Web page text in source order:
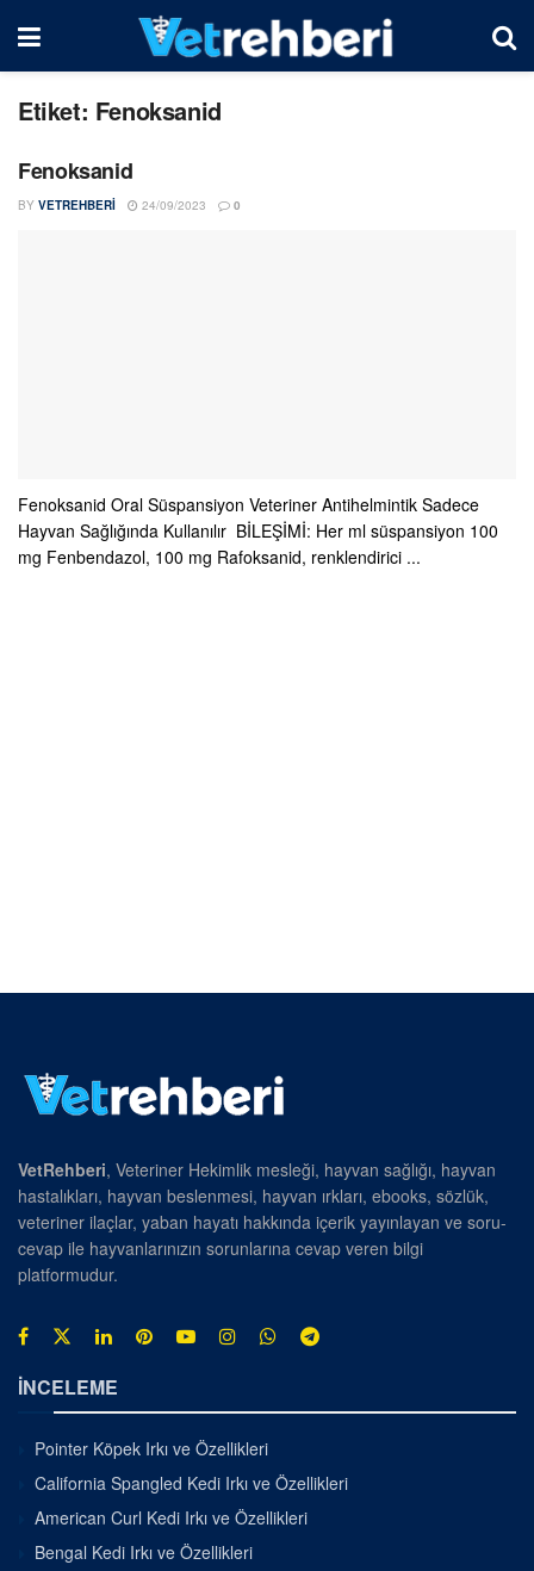
Etiket: Fenoksanid
Fenoksanid
BY VETREHBERI 24/09/2023 0
Fenoksanid Oral Süspansiyon Veteriner Antihelmintik Sadece
Hayvan Sağlığında Kullanılır BİLEŞİMİ: Her ml süspansiyon 100
mg Fenbendazol, 100 mg Rafoksanid, renklendirici ...
VetRehberi, Veteriner Hekimlik mesleği, hayvan sağlığı, hayvan
hastalıkları, hayvan beslenmesi, hayvan ırkları, ebooks, sözlük,
veteriner ilaçlar, yaban hayatı hakkında içerik yayınlayan ve soru-
cevap ile hayvanlarınızın sorunlarına cevap veren bilgi
platformudur.
İNCELEME
Pointer Köpek Irkı ve Özellikleri
California Spangled Kedi Irkı ve Özellikleri
American Curl Kedi Irkı ve Özellikleri
Bengal Kedi Irkı ve Özellikleri